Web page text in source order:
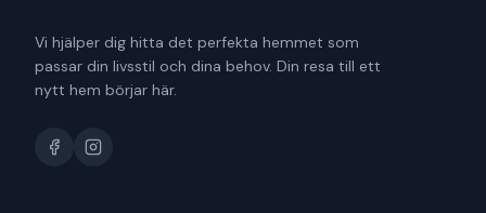
Vi hjälper dig hitta det perfekta hemmet som
passar din livsstil och dina behov. Din resa till ett
nytt hem börjar här.